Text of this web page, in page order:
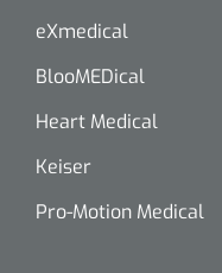
eXmedical
BlooMEDical
Heart Medical
Keiser
Pro-Motion Medical